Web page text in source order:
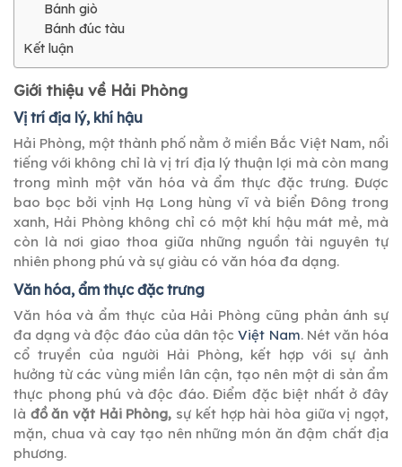
Bánh giò
Bánh đúc tàu
Kết luận
Giới thiệu về Hải Phòng
Vị trí địa lý, khí hậu
Hải Phòng, một thành phố nằm ở miền Bắc Việt Nam, nổi
tiếng với không chỉ là vị trí địa lý thuận lợi mà còn mang
trong mình một văn hóa và ẩm thực đặc trưng. Được
bao bọc bởi vịnh Hạ Long hùng vĩ và biển Đông trong
xanh, Hải Phòng không chỉ có một khí hậu mát mẻ, mà
còn là nơi giao thoa giữa những nguồn tài nguyên tự
nhiên phong phú và sự giàu có văn hóa đa dạng.
Văn hóa, ẩm thực đặc trưng
Văn hóa và ẩm thực của Hải Phòng cũng phản ánh sự
đa dạng và độc đáo của dân tộcViệt Nam. Nét văn hóa
cổ truyền của người Hải Phòng, kết hợp với sự ảnh
hưởng từ các vùng miền lân cận, tạo nên một di sản ẩm
thực phong phú và độc đáo. Điểm đặc biệt nhất ở đây
là đồ ăn vặt Hải Phòng, sự kết hợp hài hòa giữa vị ngọt,
mặn, chua và cay tạo nên những món ăn đậm chất địa
phương.